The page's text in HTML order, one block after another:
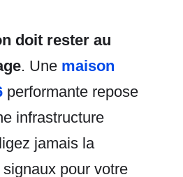
doit rester au
. Une maison
performante repose
infrastructure
jamais la
pour votre